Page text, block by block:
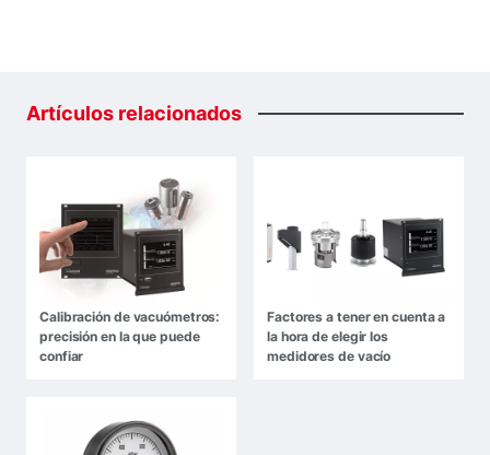
Artículos relacionados
Calibración de vacuómetros:
precisión en la que puede
confiar
Factores a tener en cuenta a
la hora de elegir los
medidores de vacío